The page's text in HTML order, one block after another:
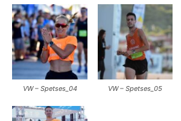
VW – Spetses_04 VW – Spetses_05